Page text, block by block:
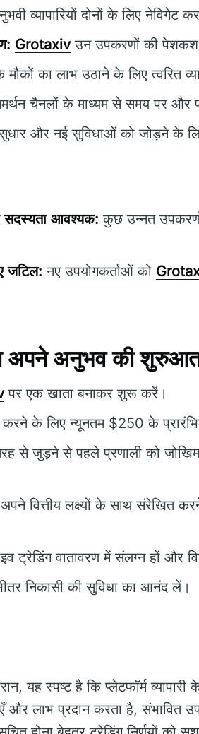
व्यापारियों दोनों के लिए नेविगेट
Grotaxivउन उपकरणों की पेशकश
मौकों का लाभ उठाने के लिए त्वरित
चैनलों के माध्यम से समय पर और
और नई सुविधाओं को जोड़ने के
सदस्यता आवश्यक: कुछ उन्नत
जटिल: नए उपयोगकर्ताओं को
अनुभव की
पर एक खाता बनाकर शुरू करें।
के लिए न्यूनतम $250 के
से जुड़ने से पहले प्रणाली को
अपने वित्तीय लक्ष्यों के साथ संरेखित
ट्रेडिंग वातावरण में संलग्न हों और
निकासी की सुविधा का आनंद लें।
यह स्पष्ट है कि प्लेटफॉर्म
और लाभ प्रदान करता है, संभावित